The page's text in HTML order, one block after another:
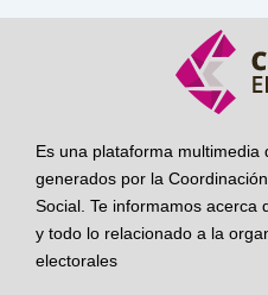
Es una plataforma
generados por la
Social. Te informamos acerca
y todo lo relacionado a la
electorales